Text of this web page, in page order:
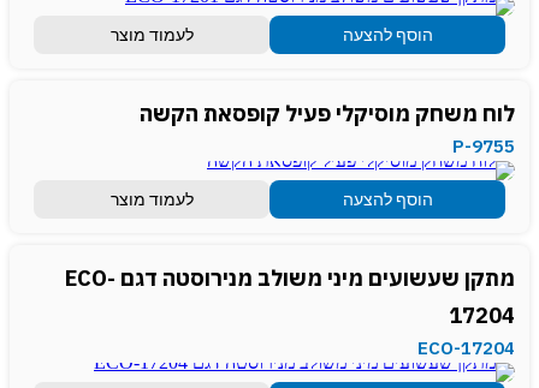
הוסף להצעה לעמוד מוצר
לוח משחק מוסיקלי פעיל קופסאת הקשה
P-9755
הוסף להצעה לעמוד מוצר
מתקן שעשועים מיני משולב מנירוסטה דגם ECO-
17204
ECO-17204